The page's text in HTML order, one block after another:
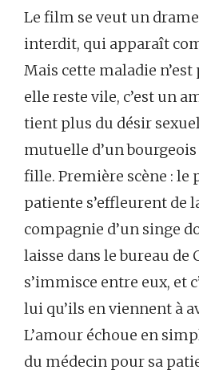
Le film se veut un
interdit, qui apparaît
Mais cette maladie
elle reste vile, c’est un
tient plus du désir
mutuelle d’un bourgeois
fille. Première scène : le
patiente s’effleurent de
compagnie d’un singe
laisse dans le bureau de
s’immisce entre eux, et
lui qu’ils en viennent à
L’amour échoue en
du médecin pour sa